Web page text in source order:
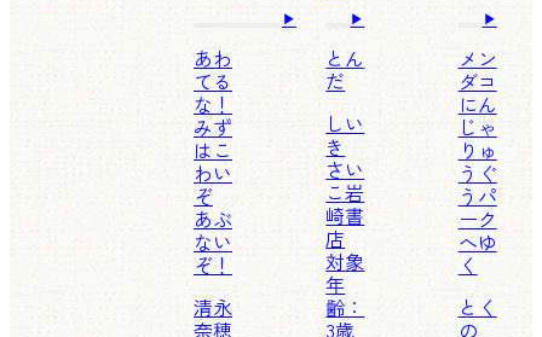
あわ
てる
な！
みず
はこ
わい
ぞ
あぶ
ない
ぞ！
清永
奈穂
とん
だ
しい
き
さい
こ岩
崎書
店
対象
年
齢：
3歳
メン
ダコ
にん
じゃ
りゅ
うぐ
うパ
ーク
へゆ
く
とく
の